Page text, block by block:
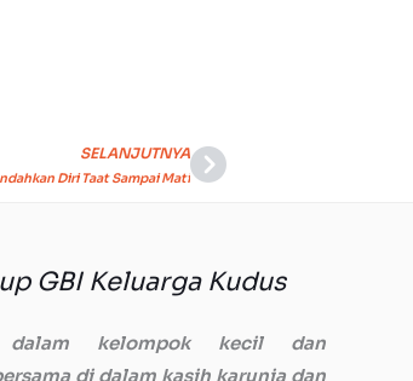
SELANJUTNYA
Diri Taat Sampai MatiNext
GBI Keluarga Kudus
dalam kelompok kecil dan
di dalam kasih karunia dan